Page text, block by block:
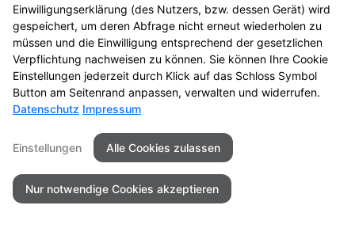
Einsatz von Buchstaben-CAPTCHA „captcha-image“
Zum Schutz Ihrer Anfragen/Vorbestellungen über das
Internetformular verwenden wir den Dienst
Buchstaben-CAPTCHA des Unternehmens BCF GmbH
(https://www.b-cf.de/). Die Abfrage dient der
Unterscheidung, ob die Eingabe durch einen
Menschen oder missbräuchlich durch automatisierte,
maschinelle Verarbeitung (Bots) erfolgt. Das CAPTCHA
verwendet keine Cookies.
Cookie Zustimmung
Einwilligungserklärung (des Nutzers, bzw. dessen Gerät) wird
gespeichert, um deren Abfrage nicht erneut wiederholen zu
müssen und die Einwilligung entsprechend der gesetzlichen
Verpflichtung nachweisen zu können. Sie können Ihre Cookie
Einstellungen jederzeit durch Klick auf das Schloss Symbol
Button am Seitenrand anpassen, verwalten und widerrufen.
Datenschutz Impressum
Einstellungen Alle Cookies zulassen
Nur notwendige Cookies akzeptieren